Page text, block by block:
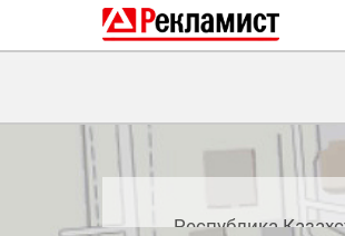
Контакты
Республика